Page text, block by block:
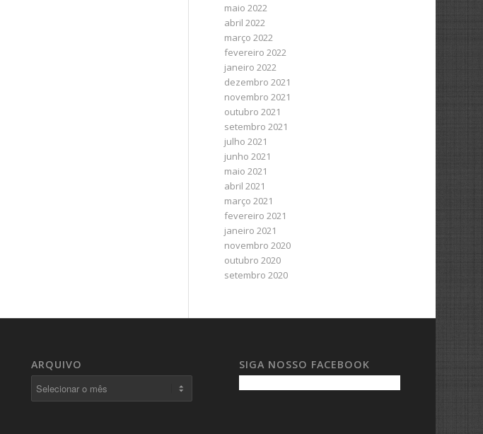
maio 2022
abril 2022
março 2022
fevereiro 2022
janeiro 2022
dezembro 2021
novembro 2021
outubro 2021
setembro 2021
julho 2021
junho 2021
maio 2021
abril 2021
março 2021
fevereiro 2021
janeiro 2021
novembro 2020
outubro 2020
setembro 2020
ARQUIVO SIGA NOSSO FACEBOOK